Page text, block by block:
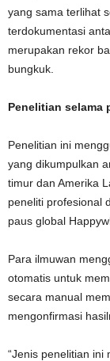
yang sama terlihat
terdokumentasi
merupakan rekor
bungkuk.
Penelitian selama
Penelitian ini
yang dikumpulkan
timur dan Amerika
peneliti profesional
paus global
Para ilmuwan
otomatis untuk
secara manual
mengonfirmasi
“Jenis penelitian ini